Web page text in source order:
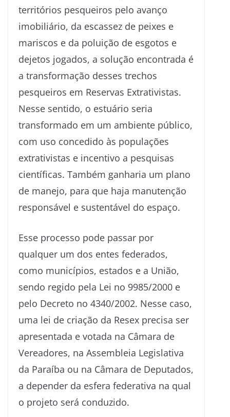
territórios pesqueiros pelo avanço
imobiliário, da escassez de peixes e
mariscos e da poluição de esgotos e
dejetos jogados, a solução encontrada é
a transformação desses trechos
pesqueiros em Reservas Extrativistas.
Nesse sentido, o estuário seria
transformado em um ambiente público,
com uso concedido às populações
extrativistas e incentivo a pesquisas
científicas. Também ganharia um plano
de manejo, para que haja manutenção
responsável e sustentável do espaço.
Esse processo pode passar por
qualquer um dos entes federados,
como municípios, estados e a União,
sendo regido pela Lei no 9985/2000 e
pelo Decreto no 4340/2002. Nesse caso,
uma lei de criação da Resex precisa ser
apresentada e votada na Câmara de
Vereadores, na Assembleia Legislativa
da Paraíba ou na Câmara de Deputados,
a depender da esfera federativa na qual
o projeto será conduzido.